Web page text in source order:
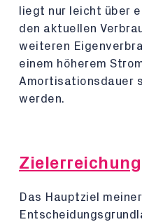
liegt nur leicht über
den aktuellen
weiteren
einem höherem
Amortisationsdauer
werden.
Zielerreichung
Das Hauptziel